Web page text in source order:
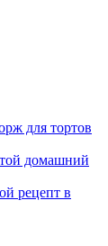
для тортов
домашний
рецепт в